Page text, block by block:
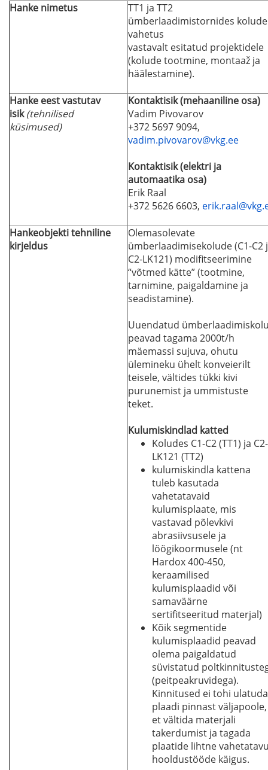
Hanke nimetus
TT1 ja TT2
ümberlaadimistornides kolude
vahetus
vastavalt esitatud projektidele
(kolude tootmine, montaaž ja
häälestamine).
Hanke eest vastutav
isik(tehnilised
küsimused)
Kontaktisik (mehaaniline osa)
Vadim Pivovarov
+372 5697 9094,
vadim.pivovarov@vkg.ee
Kontaktisik (elektri ja
automaatika osa)
Erik Raal
+372 5626 6603,
Hankeobjekti tehniline
kirjeldus
Olemasolevate
ümberlaadimisekolude (C1-C2
C2-LK121) modifitseerimine
“võtmed kätte” (tootmine,
tarnimine, paigaldamine ja
seadistamine).
Uuendatud
peavad tagama 2000t/h
mäemassi sujuva, ohutu
ülemineku ühelt konveierilt
teisele, vältides tükki kivi
purunemist ja ummistuste
teket.
Kulumiskindlad katted
Koludes C1-C2 (TT1) ja C2-
LK121 (TT2)
kulumiskindla kattena
tuleb kasutada
vahetatavaid
kulumisplaate, mis
vastavad põlevkivi
abrasiivsusele ja
löögikoormusele (nt
Hardox 400-450,
keraamilised
kulumisplaadid või
samaväärne
sertifitseeritud materjal)
Kõik segmentide
kulumisplaadid peavad
olema paigaldatud
süvistatud
(peitpeakruvidega).
Kinnitused ei tohi ulatuda
plaadi pinnast väljapoole,
et vältida materjali
takerdumist ja tagada
plaatide lihtne
hooldustööde käigus.